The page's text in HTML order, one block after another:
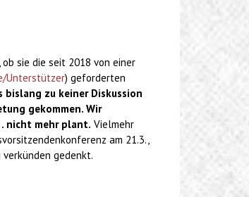
sie die seit 2018 von einer
Unterstützer) geforderten
bislang zu keiner Diskussion
gekommen. Wir
nicht mehr plant. Vielmehr
am 21.3.,
gedenkt.